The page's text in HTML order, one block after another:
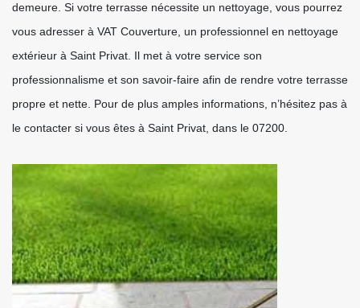
demeure. Si votre terrasse nécessite un nettoyage, vous pourrez
vous adresser à VAT Couverture, un professionnel en nettoyage
extérieur à Saint Privat. Il met à votre service son
professionnalisme et son savoir-faire afin de rendre votre terrasse
propre et nette. Pour de plus amples informations, n’hésitez pas à
le contacter si vous êtes à Saint Privat, dans le 07200.